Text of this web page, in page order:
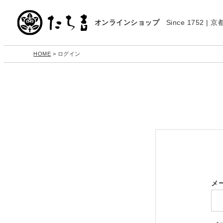
オンラインショップ Since 1752 | 京
HOME ログイン
メ